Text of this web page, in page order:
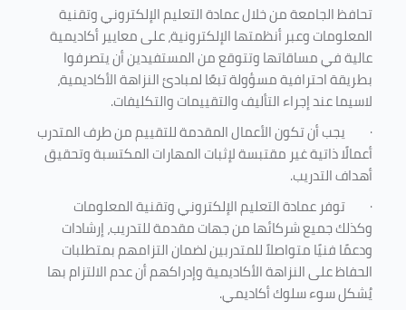
تحافظ الجامعة من خلال عمادة التعليم الإلكتروني وتقنية
المعلومات وعبر أنظمتها الإلكترونية، على معايير أكاديمية
عالية في مساقاتها وتتوقع من المستفيدين أن يتصرفوا
بطريقة احترافية مسؤولة تبعًا لمبادئ النزاهة الأكاديمية،
لاسيما عند إجراء التأليف والتقييمات والتكليفات.
· يجب أن تكون الأعمال المقدمة للتقييم من طرف المتدرب
أعمالًا ذاتية غير مقتبسة لإثبات المهارات المكتسبة وتحقيق
أهداف التدريب.
· توفر عمادة التعليم الإلكتروني وتقنية المعلومات
وكذلك جميع شركائها من جهات مقدمة للتدريب، إرشادات
ودعمًا فنيًا متواصلاً للمتدربين لضمان التزامهم بمتطلبات
الحفاظ على النزاهة الأكاديمية وإدراكهم أن عدم الالتزام بها
يُشكل سوء سلوك أكاديمي.